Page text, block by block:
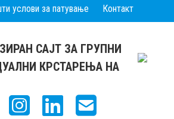
услови за патување Контакт
САЈТ ЗА ГРУПНИ
КРСТАРЕЊА НА